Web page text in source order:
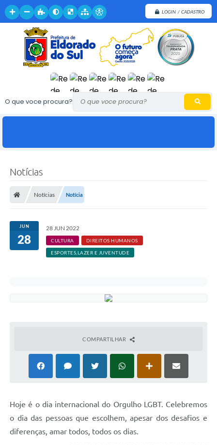
LOGIN / CADASTRO
O que voce procura?
Notícias
Notícias Notícia
JUN
28
28 JUN 2022
CULTURA DIREITOS HUMANOS
ESPORTES,LAZER E JUVENTUDE
COMPARTILHAR
Hoje é o dia internacional do Orgulho LGBT. Celebremos
o dia das pessoas que escolhem, apesar dos desafios e
diferenças, amar todos, todos os dias.